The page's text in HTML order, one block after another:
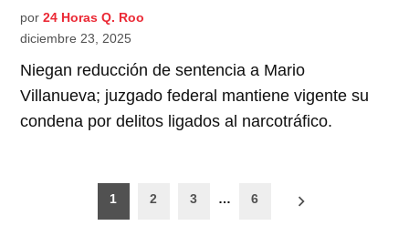
por 24 Horas Q. Roo
diciembre 23, 2025
Niegan reducción de sentencia a Mario
Villanueva; juzgado federal mantiene vigente su
condena por delitos ligados al narcotráfico.
Paginación
1 2 3 … 6